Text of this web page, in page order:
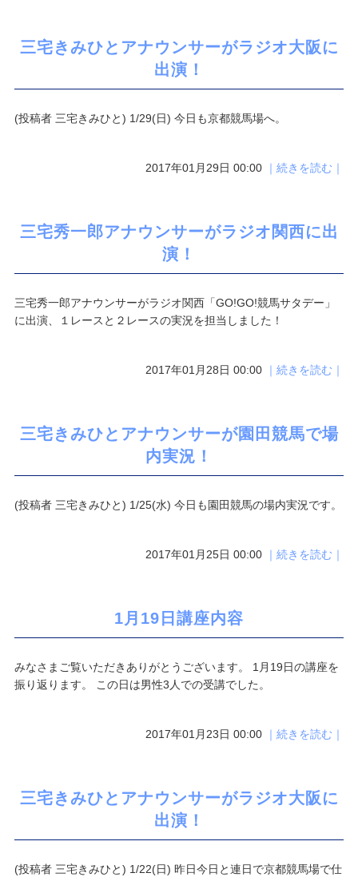
三宅きみひとアナウンサーがラジオ大阪に
出演！
(投稿者 三宅きみひと) 1/29(日) 今日も京都競馬場へ。
2017年01月29日 00:00 ｜続きを読む｜
三宅秀一郎アナウンサーがラジオ関西に出
演！
三宅秀一郎アナウンサーがラジオ関西「GO!GO!競馬サタデー」
に出演、１レースと２レースの実況を担当しました！
2017年01月28日 00:00 ｜続きを読む｜
三宅きみひとアナウンサーが園田競馬で場
内実況！
(投稿者 三宅きみひと) 1/25(水) 今日も園田競馬の場内実況です。
2017年01月25日 00:00 ｜続きを読む｜
1月19日講座内容
みなさまご覧いただきありがとうございます。 1月19日の講座を
振り返ります。 この日は男性3人での受講でした。
2017年01月23日 00:00 ｜続きを読む｜
三宅きみひとアナウンサーがラジオ大阪に
出演！
(投稿者 三宅きみひと) 1/22(日) 昨日今日と連日で京都競馬場で仕